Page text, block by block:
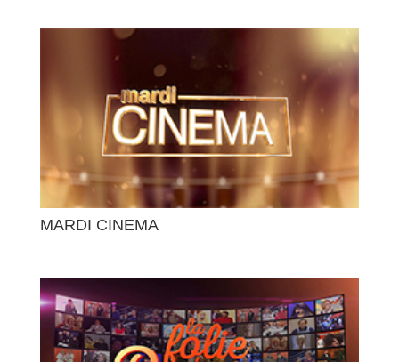
MARDI CINEMA